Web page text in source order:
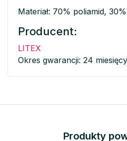
Materiał: 70% poliamid,
Producent:
LITEX
Okres gwarancji: 24 miesięcy
Produkty